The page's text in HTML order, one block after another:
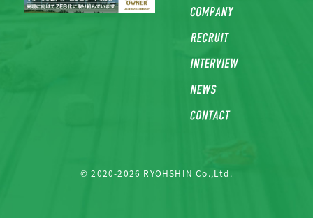
© 2020-2026 RYOHSHIN Co.,Ltd.